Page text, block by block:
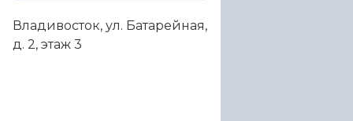
Владивосток, ул. Батарейная,
д. 2, этаж 3